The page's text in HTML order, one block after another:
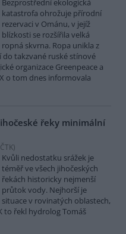
Bezprostřední ekologická
katastrofa ohrožuje přírodní
rezervaci v Ománu, v jejíž
blízkosti se rozšířila velká
ropná skvrna. Ropa unikla z
do takzvané ruské stínové
organizace Greenpeace a
o tom dnes informovala
řeky minimální
ČTK)
Kvůli nedostatku srážek je
téměř ve všech jihočeských
řekách historicky nejmenší
průtok vody. Nejhorší je
situace v rovinatých oblastech,
to řekl hydrolog Tomáš